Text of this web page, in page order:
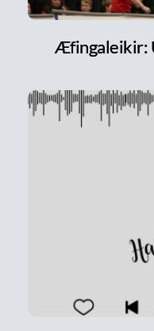
Æfingaleikir: